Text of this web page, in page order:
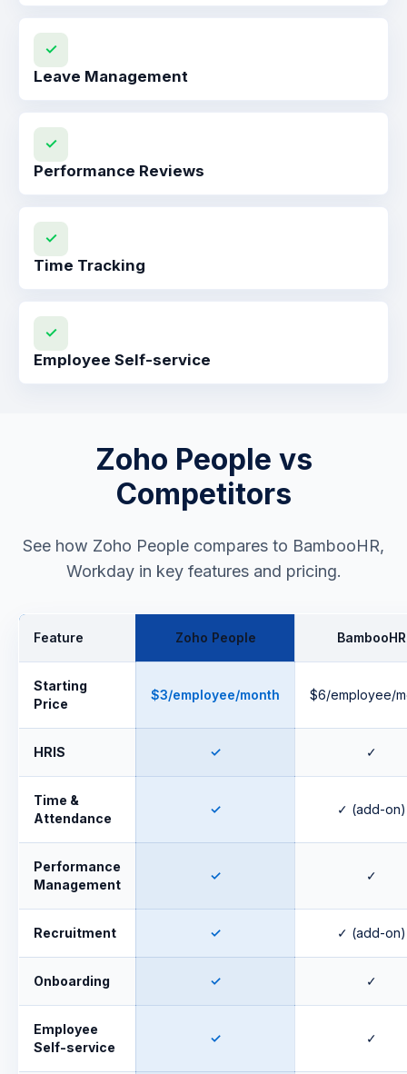
✓
Leave Management
✓
Performance Reviews
✓
Time Tracking
✓
Employee Self-service
Zoho People vs
Competitors
See how Zoho People compares to BambooHR,
Workday in key features and pricing.
Feature Zoho People BambooHR
Starting
Price
$3/employee/month $6/employee/
HRIS ✓ ✓
Time &
Attendance
✓ ✓ (add-on)
Performance
Management
✓ ✓
Recruitment ✓ ✓ (add-on)
Onboarding ✓ ✓
Employee
Self-service
✓ ✓